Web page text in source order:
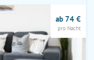
ab 74 €
pro Nacht